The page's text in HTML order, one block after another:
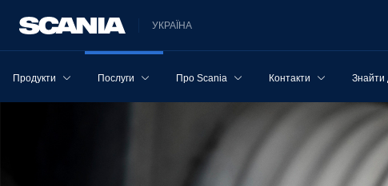
УКРАЇНА
Продукти Послуги Про Scania Контакти Знайти